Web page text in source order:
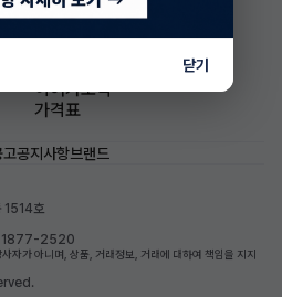
이어카소식
가격표
고공지사항브랜드
1514호
1877-2520
자가 아니며, 상품, 거래정보, 거래에 대하여 책임을 지지
닫기